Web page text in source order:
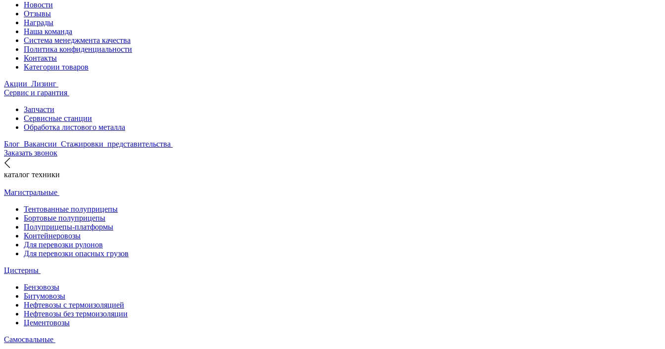
Новости
Отзывы
Награды
Наша команда
Система менеджмента качества
Политика конфиденциальности
Контакты
Категории товаров
Акции Лизинг
Сервис и гарантия
Запчасти
Сервисные станции
Обработка листового металла
Блог Вакансии Стажировки представительства
Заказать звонок
каталог техники
Магистральные
Тентованные полуприцепы
Бортовые полуприцепы
Полуприцепы-платформы
Контейнеровозы
Для перевозки рулонов
Для перевозки опасных грузов
Цистерны
Бензовозы
Битумовозы
Нефтевозы с термоизоляцией
Нефтевозы без термоизоляции
Цементовозы
Самосвальные